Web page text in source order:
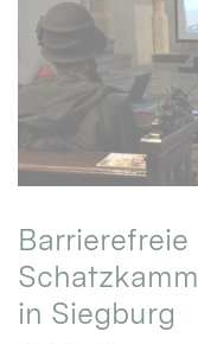
in Siegburg